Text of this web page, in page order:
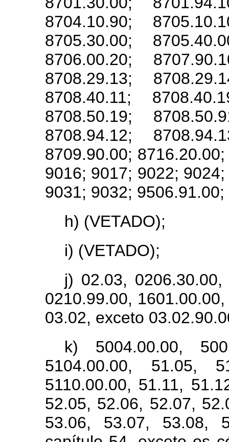
8704.10.90;
8705.30.00;
8706.00.20;
8708.29.13;
8708.40.11;
8708.50.19;
8708.94.12;
8709.90.00;
9016; 9017; 9022;
9031; 9032;
h) (VETADO);
i) (VETADO);
j) 02.03,
0210.99.00,
03.02, exceto
k) 5004.00.00,
5104.00.00, 51.05,
5110.00.00, 51.11,
52.05, 52.06, 52.07,
53.06, 53.07, 53.08,